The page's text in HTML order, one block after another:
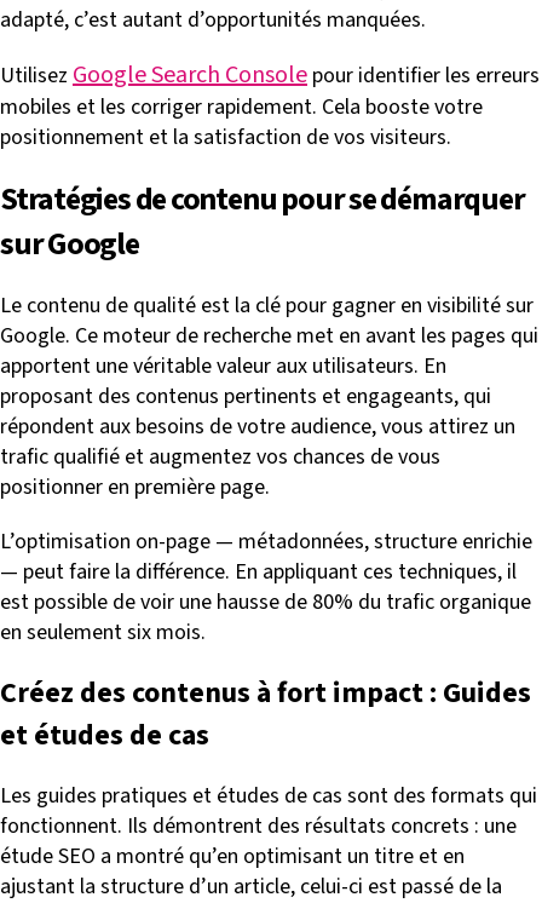
adapté, c’est autant d’opportunités manquées.
Utilisez Google Search Console pour identifier les erreurs
mobiles et les corriger rapidement. Cela booste votre
positionnement et la satisfaction de vos visiteurs.
Stratégies de contenu pour se démarquer
sur Google
Le contenu de qualité est la clé pour gagner en visibilité sur
Google. Ce moteur de recherche met en avant les pages qui
apportent une véritable valeur aux utilisateurs. En
proposant des contenus pertinents et engageants, qui
répondent aux besoins de votre audience, vous attirez un
trafic qualifié et augmentez vos chances de vous
positionner en première page.
L’optimisation on-page — métadonnées, structure enrichie
— peut faire la différence. En appliquant ces techniques, il
est possible de voir une hausse de 80% du trafic organique
en seulement six mois.
Créez des contenus à fort impact : Guides
et études de cas
Les guides pratiques et études de cas sont des formats qui
fonctionnent. Ils démontrent des résultats concrets : une
étude SEO a montré qu’en optimisant un titre et en
ajustant la structure d’un article, celui-ci est passé de la